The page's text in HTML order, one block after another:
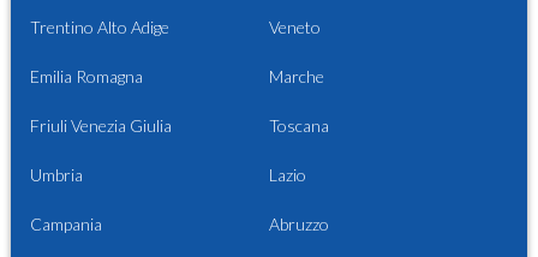
Trentino Alto Adige Veneto
Emilia Romagna Marche
Friuli Venezia Giulia Toscana
Umbria Lazio
Campania Abruzzo